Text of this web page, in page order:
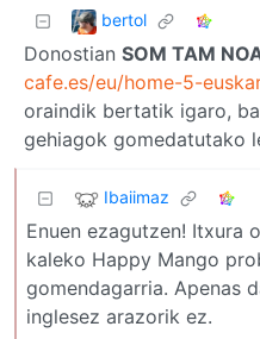
bertol
Donostian SOM TAM
cafe.es/eu/home-5-
oraindik bertatik igaro,
gehiagok gomedatutako
Ibaiimaz
Enuen ezagutzen! Itxura
kaleko Happy Mango
gomendagarria. Apenas
inglesez arazorik ez.